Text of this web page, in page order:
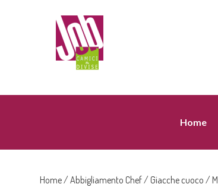
Home
Home/Abbigliamento Chef/ Giacche cuoco /